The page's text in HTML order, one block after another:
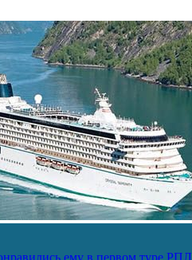
ему в первом туре РПЛ